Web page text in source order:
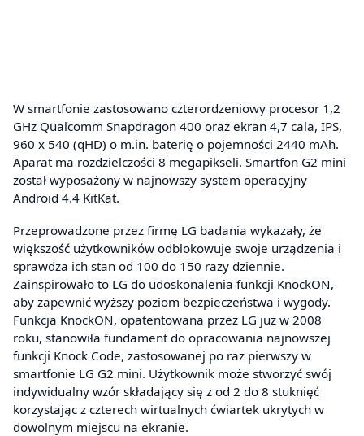
W smartfonie zastosowano czterordzeniowy procesor 1,2
GHz Qualcomm Snapdragon 400 oraz ekran 4,7 cala, IPS,
960 x 540 (qHD) o m.in. baterię o pojemności 2440 mAh.
Aparat ma rozdzielczości 8 megapikseli. Smartfon G2 mini
został wyposażony w najnowszy system operacyjny
Android 4.4 KitKat.
Przeprowadzone przez firmę LG badania wykazały, że
większość użytkowników odblokowuje swoje urządzenia i
sprawdza ich stan od 100 do 150 razy dziennie.
Zainspirowało to LG do udoskonalenia funkcji KnockON,
aby zapewnić wyższy poziom bezpieczeństwa i wygody.
Funkcja KnockON, opatentowana przez LG już w 2008
roku, stanowiła fundament do opracowania najnowszej
funkcji Knock Code, zastosowanej po raz pierwszy w
smartfonie LG G2 mini. Użytkownik może stworzyć swój
indywidualny wzór składający się z od 2 do 8 stuknięć
korzystając z czterech wirtualnych ćwiartek ukrytych w
dowolnym miejscu na ekranie.